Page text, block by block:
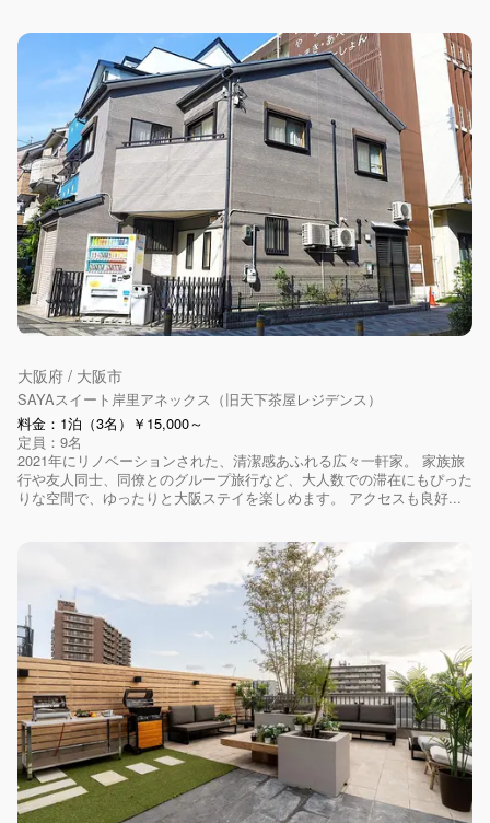
大阪府 / 大阪市
SAYAスイート岸里アネックス（旧天下茶屋レジデンス）
料金：1泊（3名）￥15,000～
定員：9名
2021年にリノベーションされた、清潔感あふれる広々一軒家。 家族旅
行や友人同士、同僚とのグループ旅行など、大人数での滞在にもぴった
りな空間で、ゆったりと大阪ステイを楽しめます。 アクセスも良好...